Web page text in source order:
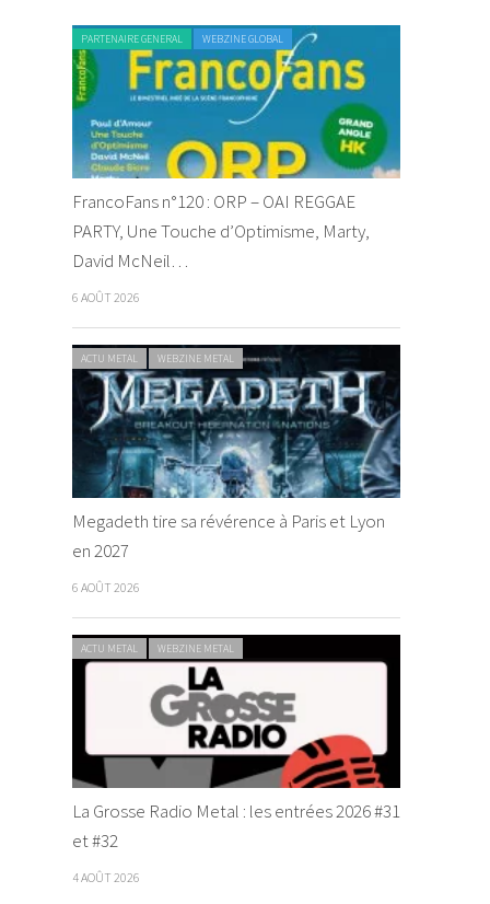
PARTENAIRE GENERAL WEBZINE GLOBAL
FrancoFans n°120 : ORP – OAI REGGAE
PARTY, Une Touche d’Optimisme, Marty,
David McNeil…
6 AOÛT 2026
ACTU METAL WEBZINE METAL
Megadeth tire sa révérence à Paris et Lyon
en 2027
6 AOÛT 2026
ACTU METAL WEBZINE METAL
La Grosse Radio Metal : les entrées 2026 #31
et #32
4 AOÛT 2026